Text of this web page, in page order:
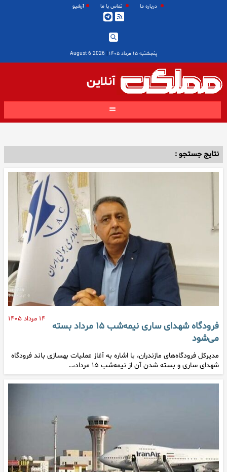
درباره ما تماس با ما آرشیو
پنجشنبه ۱۵ مرداد ۱۴۰۵ |
2026 August 6
آنلاین
نتایج جستجو :
۱۴ مرداد ۱۴۰۵
فرودگاه شهدای ساری نیمه‌شب ۱۵ مرداد بسته
می‌شود
مدیرکل فرودگاه‌های مازندران، با اشاره به آغاز عملیات بهسازی باند فرودگاه
شهدای ساری و بسته شدن آن از نیمه‌شب ۱۵ مرداد،…